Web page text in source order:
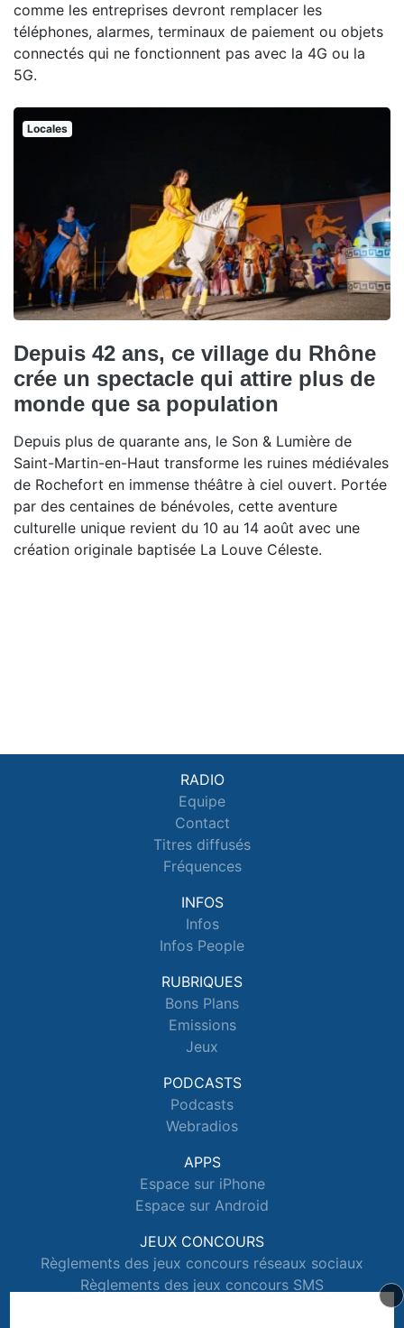
comme les entreprises devront remplacer les
téléphones, alarmes, terminaux de paiement ou objets
connectés qui ne fonctionnent pas avec la 4G ou la
5G.
Locales
Depuis 42 ans, ce village du Rhône
crée un spectacle qui attire plus de
monde que sa population
Depuis plus de quarante ans, le Son & Lumière de
Saint-Martin-en-Haut transforme les ruines médiévales
de Rochefort en immense théâtre à ciel ouvert. Portée
par des centaines de bénévoles, cette aventure
culturelle unique revient du 10 au 14 août avec une
création originale baptisée La Louve Céleste.
RADIO
Equipe
Contact
Titres diffusés
Fréquences
INFOS
Infos
Infos People
RUBRIQUES
Bons Plans
Emissions
Jeux
PODCASTS
Podcasts
Webradios
APPS
Espace sur iPhone
Espace sur Android
JEUX CONCOURS
Règlements des jeux concours réseaux sociaux
Règlements des jeux concours SMS